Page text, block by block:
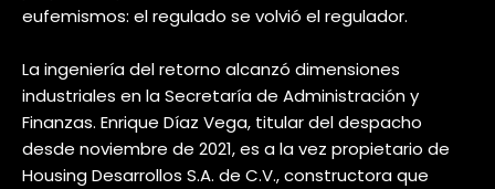
eufemismos: el regulado se volvió el regulador.
La ingeniería del retorno alcanzó dimensiones
industriales en la Secretaría de Administración y
Finanzas. Enrique Díaz Vega, titular del despacho
desde noviembre de 2021, es a la vez propietario de
Housing Desarrollos S.A. de C.V., constructora que